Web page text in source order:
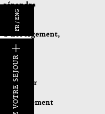
FR
/
ENG
k
répondre
à vos
besoins
d’hébergement,
nous
vous
invitons
à
consulter
notre
établissement
Hôtel